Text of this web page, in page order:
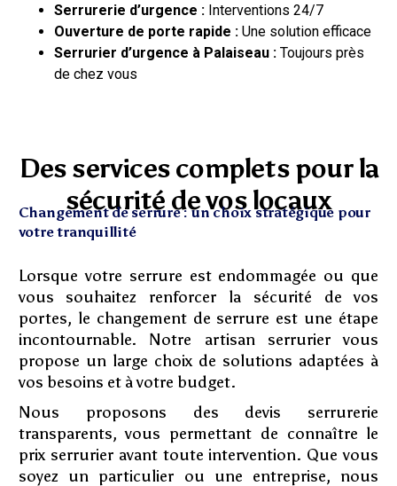
Serrurerie d’urgence :Interventions 24/7
Ouverture de porte rapide :Une solution efficace
Serrurier d’urgence à Palaiseau :Toujours près
de chez vous
Des services complets pour la
sécurité de vos locaux
Changement de serrure : un choix stratégique pour
votre tranquillité
Lorsque votre serrure est endommagée ou que
vous souhaitez renforcer la sécurité de vos
portes, le changement de serrure est une étape
incontournable. Notre artisan serrurier vous
propose un large choix de solutions adaptées à
vos besoins et à votre budget.
Nous proposons des devis serrurerie
transparents, vous permettant de connaître le
prix serrurier avant toute intervention. Que vous
soyez un particulier ou une entreprise, nous